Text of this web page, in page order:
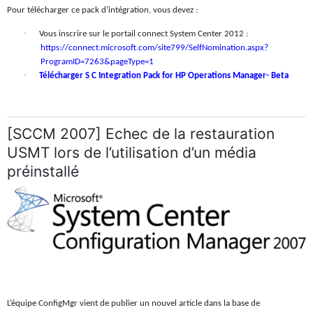
Pour télécharger ce pack d’intégration, vous devez :
·
Vous inscrire sur le portail connect System Center 2012 :
https://connect.microsoft.com/site799/SelfNomination.aspx?
ProgramID=7263&pageType=1
· Télécharger S C Integration Pack for HP Operations Manager- Beta
[SCCM 2007] Echec de la restauration
USMT lors de l’utilisation d’un média
préinstallé
L’équipe ConfigMgr vient de publier un nouvel article dans la base de